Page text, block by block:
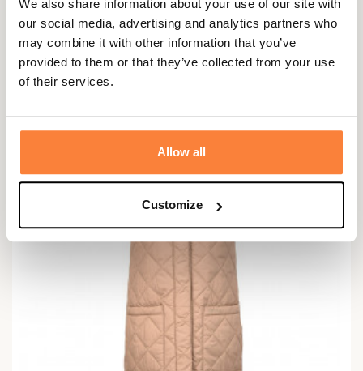
We also share information about your use of our site with
our social media, advertising and analytics partners who
may combine it with other information that you’ve
provided to them or that they’ve collected from your use
of their services.
Allow all
Customize
BARBOUR
Gilet matelassé Otterburn femme Barbour
159,95 €